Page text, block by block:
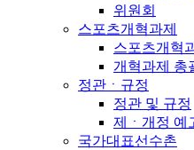
위원회
스포츠개혁과제
스포츠개혁
개혁과제 총
정관ㆍ규정
정관 및 규정
제ㆍ개정 예
국가대표선수촌